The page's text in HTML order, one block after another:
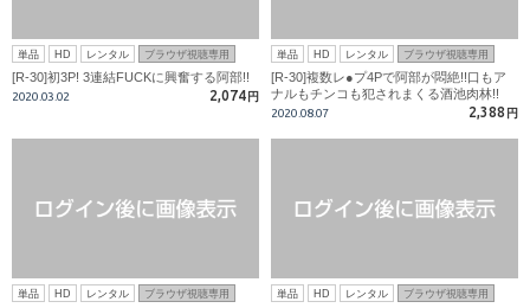
単品 HD レンタル ブラウザ視聴専用
[R-30]初3P! 3連結FUCKに興奮する阿部!!
2020.03.02 2,074 円
単品 HD レンタル ブラウザ視聴専用
[R-30]複数レ●プ4Pで阿部が悶絶!!口もア
ナルもチンコも犯されまくる酒池肉林!!
2020.08.07 2,388 円
単品 HD レンタル ブラウザ視聴専用 単品 HD レンタル ブラウザ視聴専用